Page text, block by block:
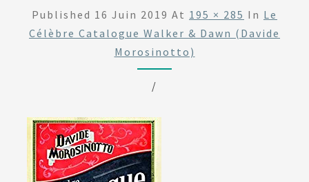
Published 16 Juin 2019 At 195 × 285 In Le
Célèbre Catalogue Walker & Dawn (Davide
Morosinotto)
/